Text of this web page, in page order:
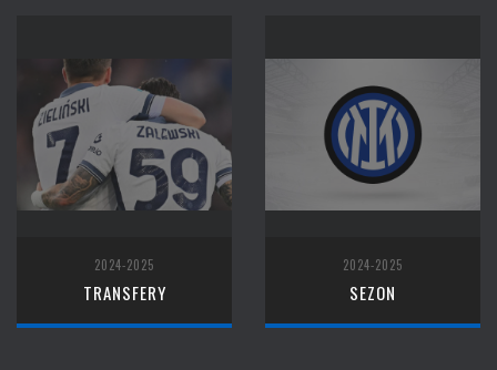
2024-2025
TRANSFERY
2024-2025
SEZON